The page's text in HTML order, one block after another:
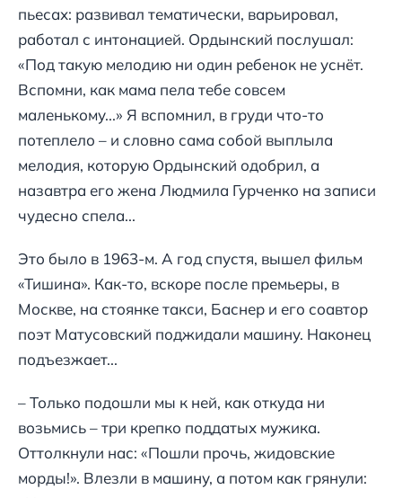
пьесах: развивал тематически, варьировал,
работал с интонацией. Ордынский послушал:
«Под такую мелодию ни один ребенок не уснёт.
Вспомни, как мама пела тебе совсем
маленькому...» Я вспомнил, в груди что-то
потеплело – и словно сама собой выплыла
мелодия, которую Ордынский одобрил, а
назавтра его жена Людмила Гурченко на записи
чудесно спела...
Это было в 1963-м. А год спустя, вышел фильм
«Тишина». Как-то, вскоре после премьеры, в
Москве, на стоянке такси, Баснер и его соавтор
поэт Матусовский поджидали машину. Наконец
подъезжает...
– Только подошли мы к ней, как откуда ни
возьмись – три крепко поддатых мужика.
Оттолкнули нас: «Пошли прочь, жидовские
морды!». Влезли в машину, а потом как грянули: